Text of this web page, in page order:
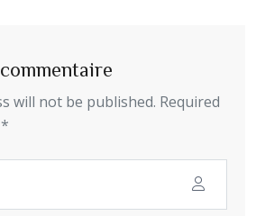
will not be published. Required